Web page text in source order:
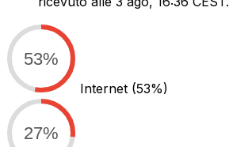
53%
Internet (53%)
27%